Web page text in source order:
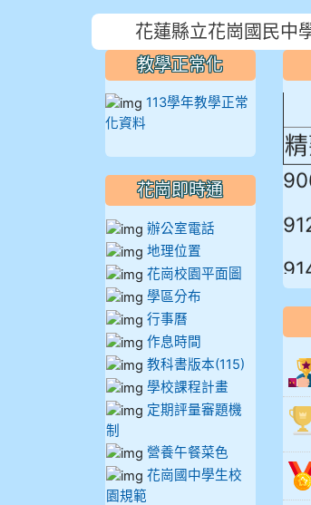
花蓮縣立花崗國民中
教學正常化
113學年教學正常
化資料
花崗即時通
辦公室電話
地理位置
花崗校園平面圖
學區分布
行事曆
作息時間
教科書版本(115)
學校課程計畫
定期評量審題機
制
營養午餐菜色
花崗國中學生校
園規範